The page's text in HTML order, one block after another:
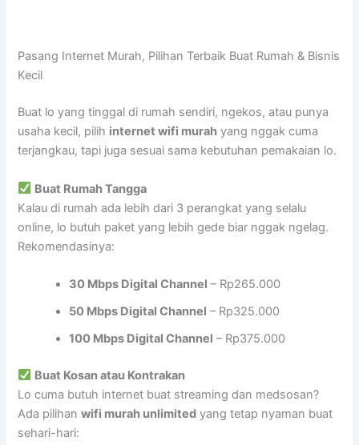
Pasang Internet Murah, Pilihan Terbaik Buat Rumah & Bisnis
Kecil
Buat lo yang tinggal di rumah sendiri, ngekos, atau punya
usaha kecil, pilih internet wifi murah yang nggak cuma
terjangkau, tapi juga sesuai sama kebutuhan pemakaian lo.
Buat Rumah Tangga
Kalau di rumah ada lebih dari 3 perangkat yang selalu
online, lo butuh paket yang lebih gede biar nggak ngelag.
Rekomendasinya:
30 Mbps Digital Channel – Rp265.000
50 Mbps Digital Channel – Rp325.000
100 Mbps Digital Channel – Rp375.000
Buat Kosan atau Kontrakan
Lo cuma butuh internet buat streaming dan medsosan?
Ada pilihanwifi murah unlimited yang tetap nyaman buat
sehari-hari: